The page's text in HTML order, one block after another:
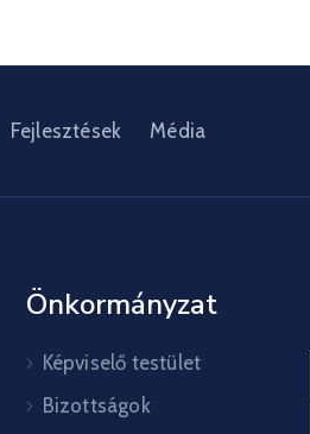
Fejlesztések Média
Önkormányzat
Képviselő testület
Bizottságok